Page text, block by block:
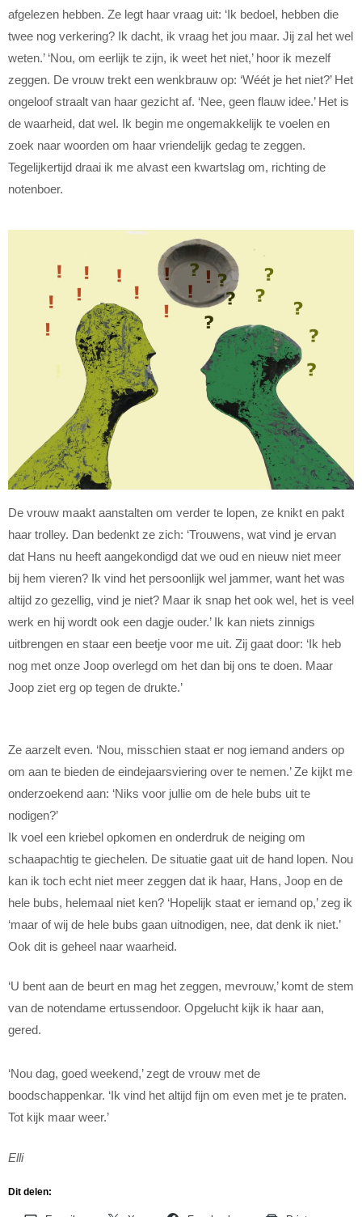
afgelezen hebben. Ze legt haar vraag uit: ‘Ik bedoel, hebben die
twee nog verkering? Ik dacht, ik vraag het jou maar. Jij zal het wel
weten.’ ‘Nou, om eerlijk te zijn, ik weet het niet,’ hoor ik mezelf
zeggen. De vrouw trekt een wenkbrauw op: ‘Wéét je het niet?’ Het
ongeloof straalt van haar gezicht af. ‘Nee, geen flauw idee.’ Het is
de waarheid, dat wel. Ik begin me ongemakkelijk te voelen en
zoek naar woorden om haar vriendelijk gedag te zeggen.
Tegelijkertijd draai ik me alvast een kwartslag om, richting de
notenboer.
De vrouw maakt aanstalten om verder te lopen, ze knikt en pakt
haar trolley. Dan bedenkt ze zich: ‘Trouwens, wat vind je ervan
dat Hans nu heeft aangekondigd dat we oud en nieuw niet meer
bij hem vieren? Ik vind het persoonlijk wel jammer, want het was
altijd zo gezellig, vind je niet? Maar ik snap het ook wel, het is veel
werk en hij wordt ook een dagje ouder.’ Ik kan niets zinnigs
uitbrengen en staar een beetje voor me uit. Zij gaat door: ‘Ik heb
nog met onze Joop overlegd om het dan bij ons te doen. Maar
Joop ziet erg op tegen de drukte.’
Ze aarzelt even. ‘Nou, misschien staat er nog iemand anders op
om aan te bieden de eindejaarsviering over te nemen.’ Ze kijkt me
onderzoekend aan: ‘Niks voor jullie om de hele bubs uit te
nodigen?’
Ik voel een kriebel opkomen en onderdruk de neiging om
schaapachtig te giechelen. De situatie gaat uit de hand lopen. Nou
kan ik toch echt niet meer zeggen dat ik haar, Hans, Joop en de
hele bubs, helemaal niet ken? ‘Hopelijk staat er iemand op,’ zeg ik
‘maar of wij de hele bubs gaan uitnodigen, nee, dat denk ik niet.’
Ook dit is geheel naar waarheid.
‘U bent aan de beurt en mag het zeggen, mevrouw,’ komt de stem
van de notendame ertussendoor. Opgelucht kijk ik haar aan,
gered.
‘Nou dag, goed weekend,’ zegt de vrouw met de
boodschappenkar. ‘Ik vind het altijd fijn om even met je te praten.
Tot kijk maar weer.’
Elli
Dit delen: